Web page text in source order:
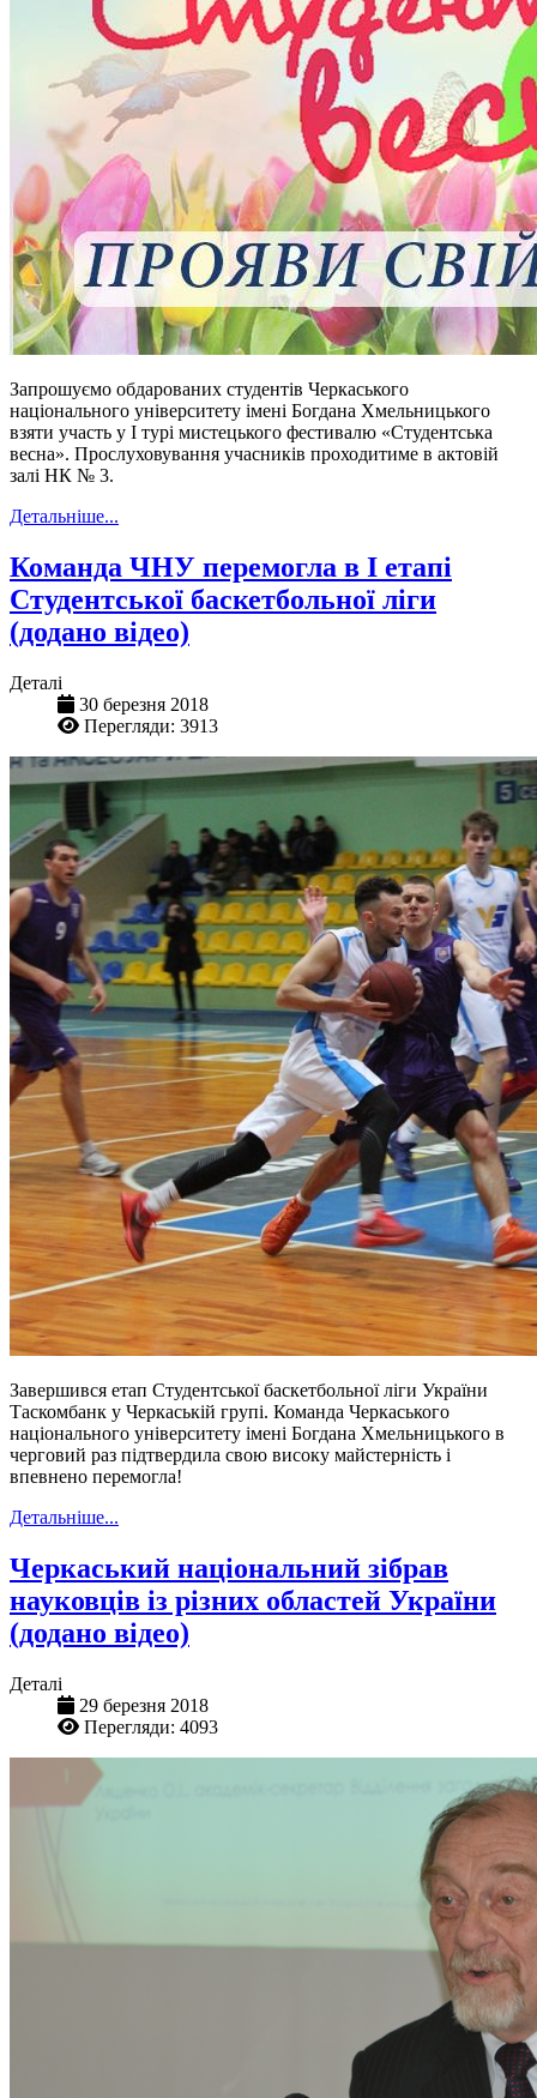
Запрошуємо обдарованих студентів Черкаського
національного університету імені Богдана Хмельницького
взяти участь у І турі мистецького фестивалю «Студентська
весна». Прослуховування учасників проходитиме в актовій
залі НК № 3.
Детальніше...
Команда ЧНУ перемогла в І етапі
Студентської баскетбольної ліги
(додано відео)
Деталі
30 березня 2018
Перегляди: 3913
Завершився етап Студентської баскетбольної ліги України
Таскомбанк у Черкаській групі. Команда Черкаського
національного університету імені Богдана Хмельницького в
черговий раз підтвердила свою високу майстерність і
впевнено перемогла!
Детальніше...
Черкаський національний зібрав
науковців із різних областей України
(додано відео)
Деталі
29 березня 2018
Перегляди: 4093